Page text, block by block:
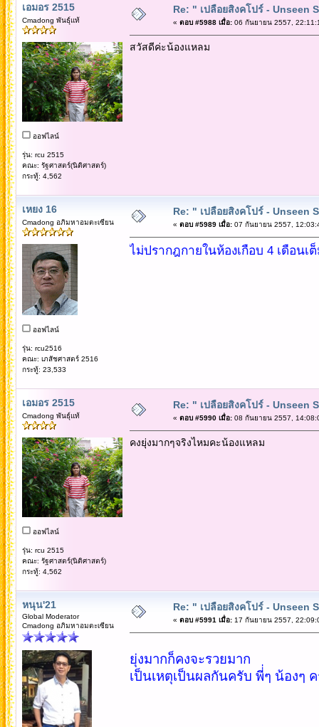
เอมอร 2515
Cmadong พันธุ์แท้
ออฟไลน์
รุ่น: rcu 2515
คณะ: รัฐศาสตร์(นิติศาสตร์)
กระทู้: 4,562
Re: " เปลือยสิงคโปร์ - Unseen
« ตอบ #5988 เมื่อ:06 กันยายน 2557,
สวัสดีค่ะน้องแหลม
เหยง 16
Cmadong อภิมหาอมตะเซียน
ออฟไลน์
รุ่น: rcu2516
คณะ: เภสัชศาสตร์ 2516
กระทู้: 23,533
Re: " เปลือยสิงคโปร์ - Unseen
« ตอบ #5989 เมื่อ:07 กันยายน 2557,
ไม่ปรากฎกายในห้องเกือบ 4 เดือนเ
เอมอร 2515
Cmadong พันธุ์แท้
ออฟไลน์
รุ่น: rcu 2515
คณะ: รัฐศาสตร์(นิติศาสตร์)
กระทู้: 4,562
Re: " เปลือยสิงคโปร์ - Unseen
« ตอบ #5990 เมื่อ:08 กันยายน 2557,
คงยุ่งมากๆจริงไหมคะน้องแหลม
หนุน'21
Global Moderator
Cmadong อภิมหาอมตะเซียน
Re: " เปลือยสิงคโปร์ - Unseen
« ตอบ #5991 เมื่อ:17 กันยายน 2557,
ยุ่งมากก็คงจะรวยมาก
เป็นเหตุเป็นผลกันครับ พี่่ๆ น้องๆ